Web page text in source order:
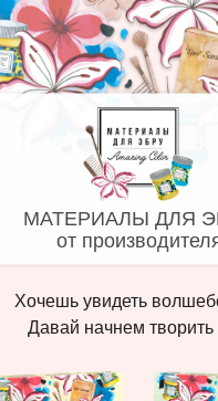
МАТЕРИАЛЫ ДЛЯ
от
Хочешь увидеть
Давай начнем творить